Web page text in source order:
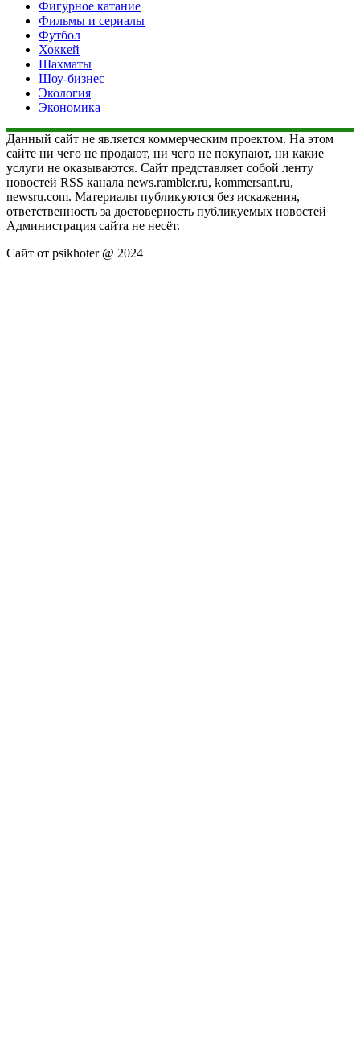
Фигурное катание
Фильмы и сериалы
Футбол
Хоккей
Шахматы
Шоу-бизнес
Экология
Экономика
Данный сайт не является коммерческим проектом. На этом
сайте ни чего не продают, ни чего не покупают, ни какие
услуги не оказываются. Сайт представляет собой ленту
новостей RSS канала news.rambler.ru, kommersant.ru,
newsru.com. Материалы публикуются без искажения,
ответственность за достоверность публикуемых новостей
Администрация сайта не несёт.
Сайт от psikhoter @ 2024